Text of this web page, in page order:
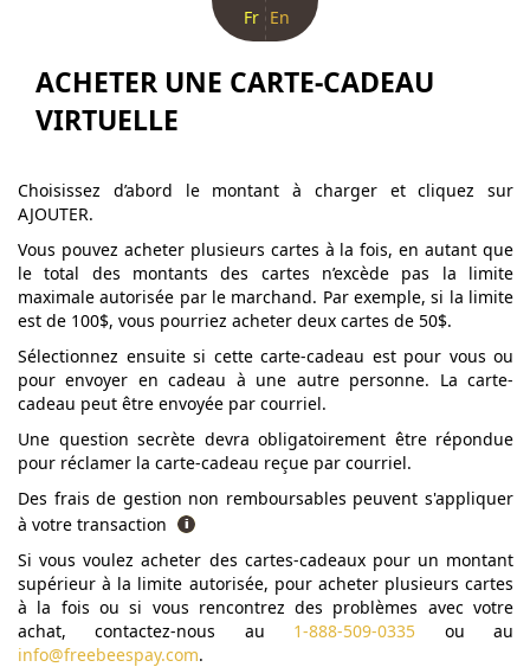
Fr En
ACHETER UNE CARTE-CADEAU
VIRTUELLE
Choisissez d’abord le montant à charger et cliquez sur
AJOUTER.
Vous pouvez acheter plusieurs cartes à la fois, en autant que
le total des montants des cartes n’excède pas la limite
maximale autorisée par le marchand. Par exemple, si la limite
est de 100$, vous pourriez acheter deux cartes de 50$.
Sélectionnez ensuite si cette carte-cadeau est pour vous ou
pour envoyer en cadeau à une autre personne. La carte-
cadeau peut être envoyée par courriel.
Une question secrète devra obligatoirement être répondue
pour réclamer la carte-cadeau reçue par courriel.
Des frais de gestion non remboursables peuvent s'appliquer
à votre transaction
Si vous voulez acheter des cartes-cadeaux pour un montant
supérieur à la limite autorisée, pour acheter plusieurs cartes
à la fois ou si vous rencontrez des problèmes avec votre
achat, contactez-nous au 1-888-509-0335 ou au
info@freebeespay.com.